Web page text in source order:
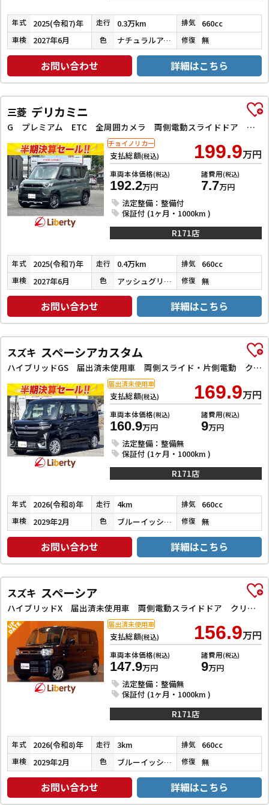
年式 2025(令和7)年 走行 0.3万km 排気 660cc
車検 2027年6月 色 ナチュラルアイボリーメタリック／ブラックマイカ 修復 無
お問い合わせ 詳細はこちら
三菱 デリカミニ
G プレミアム ETC 全周囲カメラ 両側電動スライドドア ナビ TV クリアランスソナー オートクルーズコントロール スマートキー アイドリングストップ 電動格納ミラー シートヒーター
支払総額(税込) 199.9万円
車両本体価格(税込)
192.2万円
諸費用(税込)
7.7万円
法定整備：整備付
保証付 (1ヶ月・1000km )
チョイノリカー
R171店
年式 2025(令和7)年 走行 0.4万km 排気 660cc
車検 2027年6月 色 アッシュグリーンメタリック／ブラックマイカ 修復 無
お問い合わせ 詳細はこちら
スズキ スペーシアカスタム
ハイブリッドGS 届出済未使用車 両側スライド・片側電動 クリアランスソナー オートクルーズコントロール レーンアシスト 衝突被害軽減システム オートライト LEDヘッドランプ スマートキー アイドリングストップ
支払総額(税込) 169.9万円
車両本体価格(税込)
160.9万円
諸費用(税込)
9万円
法定整備：整備無
保証付 (1ヶ月・1000km )
届出済未使用車
R171店
年式 2026(令和8)年 走行 4km 排気 660cc
車検 2029年2月 色 ブルーイッシュブラックパール３ 修復 無
お問い合わせ 詳細はこちら
スズキ スペーシア
ハイブリッドX 届出済未使用車 両側電動スライドドア クリアランスソナー 衝突被害軽減システム オートライト LEDヘッドランプ スマートキー アイドリングストップ 電動格納ミラー シートヒーター ベンチシート
支払総額(税込) 156.9万円
車両本体価格(税込)
147.9万円
諸費用(税込)
9万円
法定整備：整備無
保証付 (1ヶ月・1000km )
届出済未使用車
R171店
年式 2026(令和8)年 走行 3km 排気 660cc
車検 2029年2月 色 ブルーイッシュブラックパール３ 修復 無
お問い合わせ 詳細はこちら